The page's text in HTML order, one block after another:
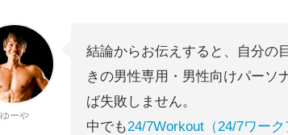
ゆーや
結論からお伝えすると、自分の
きの男性専用・男性向けパーソ
ば失敗しません。
中でも24/7Workout（24/7ワーク